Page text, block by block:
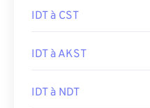
IDT à CST
IDT à AKST
IDT à NDT